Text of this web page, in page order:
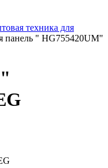
техника для
панель " HG755420UM"